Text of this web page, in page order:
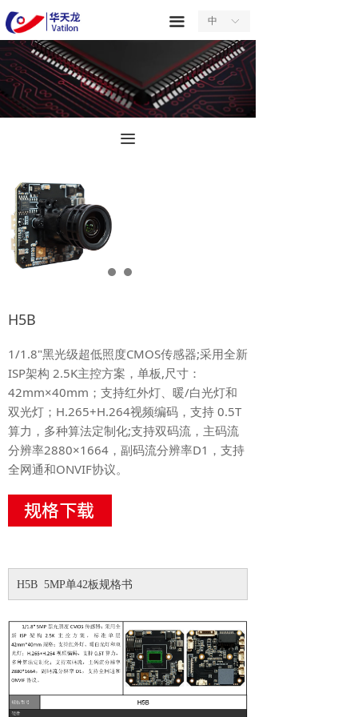
끀
首页
关于我们
产品中心
合作中心
联系我们
ꀅ
中
H5B
1/1.8"黑光级超低照度CMOS传感器;采用全新
ISP架构 2.5K主控方案，单板,尺寸：
42mm×40mm；支持红外灯、暖/白光灯和
双光灯；H.265+H.264视频编码，支持 0.5T
算力，多种算法定制化;支持双码流，主码流
分辨率2880×1664，副码流分辨率D1，支持
全网通和ONVIF协议。
H5B 5MP单42板规格书
끀